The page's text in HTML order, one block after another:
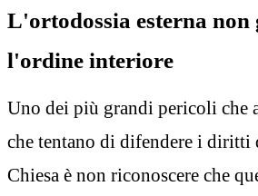
L'ortodossia esterna non
l'ordine interiore
Uno dei più grandi pericoli che
che tentano di difendere i diritti
Chiesa è non riconoscere che